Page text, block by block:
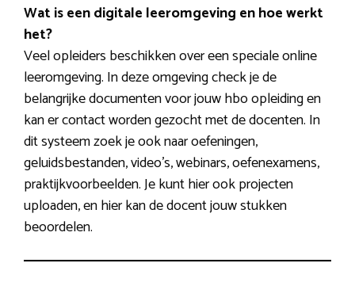
Wat is een digitale leeromgeving en hoe werkt
het?
Veel opleiders beschikken over een speciale online
leeromgeving. In deze omgeving check je de
belangrijke documenten voor jouw hbo opleiding en
kan er contact worden gezocht met de docenten. In
dit systeem zoek je ook naar oefeningen,
geluidsbestanden, video’s, webinars, oefenexamens,
praktijkvoorbeelden. Je kunt hier ook projecten
uploaden, en hier kan de docent jouw stukken
beoordelen.